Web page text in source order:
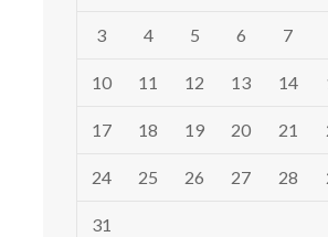
3 4 5 6 7
10 11 12 13 14
17 18 19 20 21
24 25 26 27 28
31